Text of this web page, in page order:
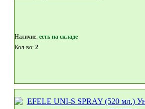
Наличие: eсть на складе
Кол-во: 2